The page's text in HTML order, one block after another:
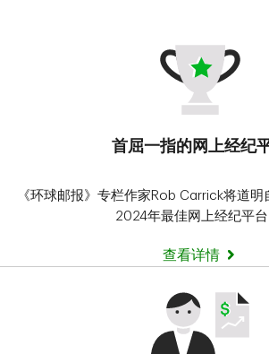
首屈一指的网上经纪
《环球邮报》专栏作家Rob Carrick将道
2024年最佳网上经纪平台
查看详情